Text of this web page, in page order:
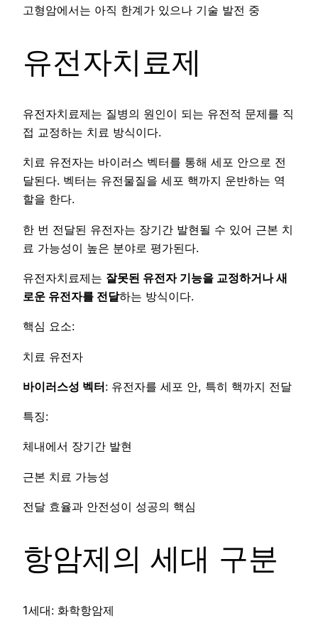
고형암에서는 아직 한계가 있으나 기술 발전 중
유전자치료제
유전자치료제는 질병의 원인이 되는 유전적 문제를 직
접 교정하는 치료 방식이다.
치료 유전자는 바이러스 벡터를 통해 세포 안으로 전
달된다. 벡터는 유전물질을 세포 핵까지 운반하는 역
할을 한다.
한 번 전달된 유전자는 장기간 발현될 수 있어 근본 치
료 가능성이 높은 분야로 평가된다.
유전자치료제는 잘못된 유전자 기능을 교정하거나 새
로운 유전자를 전달하는 방식이다.
핵심 요소:
치료 유전자
바이러스성 벡터: 유전자를 세포 안, 특히 핵까지 전달
특징:
체내에서 장기간 발현
근본 치료 가능성
전달 효율과 안전성이 성공의 핵심
항암제의 세대 구분
1세대: 화학항암제